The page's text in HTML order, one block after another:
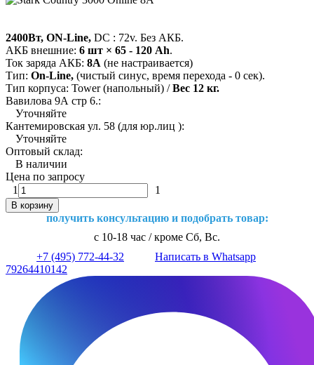
2400Вт, ON-Line, DC : 72v. Без АКБ.
АКБ внешние: 6 шт × 65 - 120 Ah.
Ток заряда АКБ: 8А (не настраивается)
Тип: On-Line, (чистый синус, время перехода - 0 сек).
Тип корпуса: Tower (напольный) /Вес 12 кг.
Вавилова 9А стр 6.:
Уточняйте
Кантемировская ул. 58 (для юр.лиц ):
Уточняйте
Оптовый склад:
В наличии
Цена по запросу
1
1
В корзину
получить консультацию и подобрать товар:
с 10-18 час / кроме Сб, Вс.
+7 (495) 772-44-32
Написать в Whatsapp
79264410142